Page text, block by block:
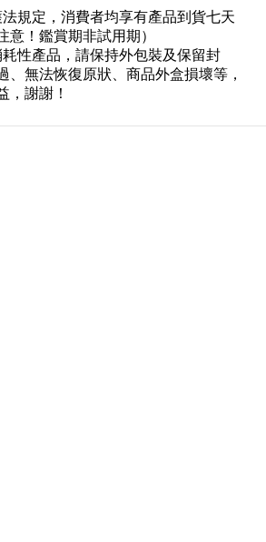
法規定，消費者均享有產品到貨七天
意！鑑賞期非試用期）
耗性產品，請保持外包裝及保留封
、無法恢復原狀、商品外盒損壞等，
，謝謝 ！